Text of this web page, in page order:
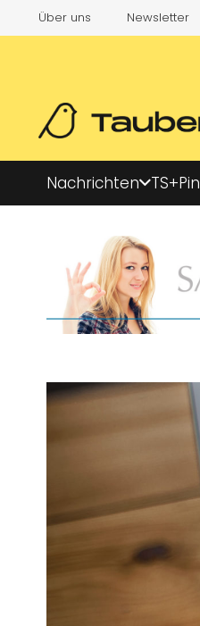
Über uns Newsletter
Nachrichten TS+